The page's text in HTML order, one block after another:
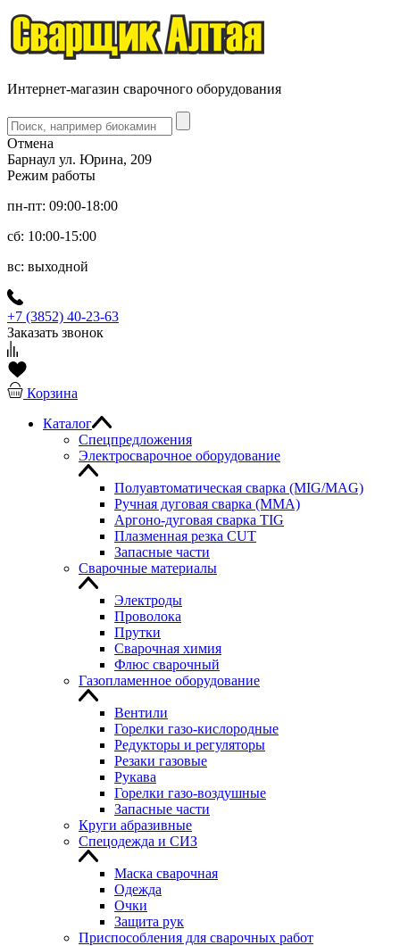
Интернет-магазин сварочного оборудования
Отмена
Барнаул ул. Юрина, 209
Режим работы
пн-пт: 09:00-18:00
сб: 10:00-15:00
вс: выходной
+7 (3852) 40-23-63
Заказать звонок
Корзина
Каталог
Спецпредложения
Электросварочное оборудование
Полуавтоматическая сварка (MIG/MAG)
Ручная дуговая сварка (MMA)
Аргоно-дуговая сварка TIG
Плазменная резка CUT
Запасные части
Сварочные материалы
Электроды
Проволока
Прутки
Сварочная химия
Флюс сварочный
Газопламенное оборудование
Вентили
Горелки газо-кислородные
Редукторы и регуляторы
Резаки газовые
Рукава
Горелки газо-воздушные
Запасные части
Круги абразивные
Спецодежда и СИЗ
Маска сварочная
Одежда
Очки
Защита рук
Приспособления для сварочных работ